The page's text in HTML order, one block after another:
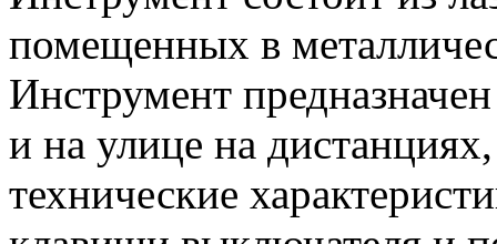
помещенных в
Инструмент
и на улице на
технические